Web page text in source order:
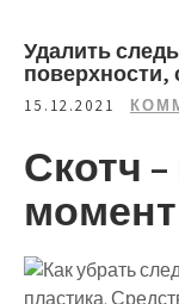
Удалить
поверхности,
15.12.2021
Скотч
момент